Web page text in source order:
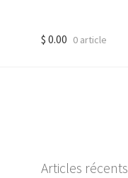
$ 0.00 0 article
Articles récents